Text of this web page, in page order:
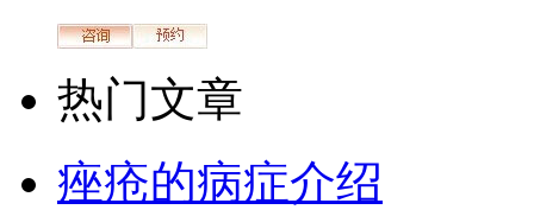
热门文章
痤疮的病症介绍